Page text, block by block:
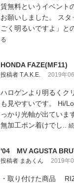
賃無料というイベント
お願いしました。 スタ
ごく明るいですよ」と
る
HONDA FAZE(MF11)
投稿者 T.A.K.E. 2019年
ハロゲンより明るくク
も見やすいです。 Hi/
っかり光軸が出ていま
無加工ポン着けでし..
'04 MV AGUSTA
投稿者 まあくん 2019年
・取り付けた商品